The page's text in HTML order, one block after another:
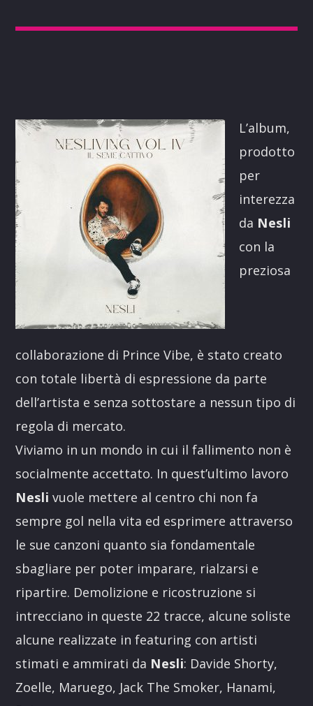
L’album,
prodotto
per
interezza
da Nesli
con la
preziosa
collaborazione di Prince Vibe, è stato creato
con totale libertà di espressione da parte
dell’artista e senza sottostare a nessun tipo di
regola di mercato.
Viviamo in un mondo in cui il fallimento non è
socialmente accettato. In quest’ultimo lavoro
Nesli vuole mettere al centro chi non fa
sempre gol nella vita ed esprimere attraverso
le sue canzoni quanto sia fondamentale
sbagliare per poter imparare, rialzarsi e
ripartire. Demolizione e ricostruzione si
intrecciano in queste 22 tracce, alcune soliste
alcune realizzate in featuring con artisti
stimati e ammirati da Nesli: Davide Shorty,
Zoelle, Maruego, Jack The Smoker, Hanami,